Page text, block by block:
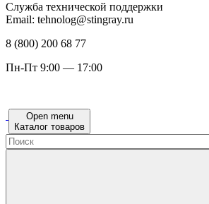
Служба технической поддержки
Email: tehnolog@stingray.ru
8 (800) 200 68 77
Пн-Пт 9:00 — 17:00
Open menu
Каталог товаров